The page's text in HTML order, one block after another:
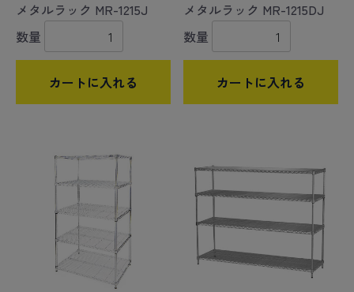
メタルラック MR-1215J
数量
カートに入れる
メタルラック MR-1215DJ
数量
カートに入れる